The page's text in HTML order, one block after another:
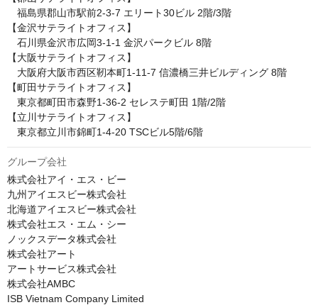
福島県郡山市駅前2-3-7 エリート30ビル 2階/3階
【金沢サテライトオフィス】
石川県金沢市広岡3-1-1 金沢パークビル 8階
【大阪サテライトオフィス】
大阪府大阪市西区靭本町1-11-7 信濃橋三井ビルディング 8階
【町田サテライトオフィス】
東京都町田市森野1-36-2 セレステ町田 1階/2階
【立川サテライトオフィス】
東京都立川市錦町1-4-20 TSCビル5階/6階
グループ会社
株式会社アイ・エス・ビー
九州アイエスビー株式会社
北海道アイエスビー株式会社
株式会社エス・エム・シー
ノックスデータ株式会社
株式会社アート
アートサービス株式会社
株式会社AMBC
ISB Vietnam Company Limited